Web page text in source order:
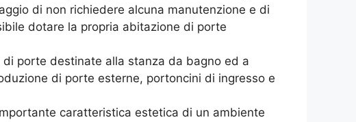
di non richiedere alcuna manutenzione e di
dotare la propria abitazione di porte
porte destinate alla stanza da bagno ed a
di porte esterne, portoncini di ingresso e
caratteristica estetica di un ambiente